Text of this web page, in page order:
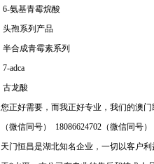
6-氨基青霉烷酸
头孢系列产品
半合成青霉素系列
7-adca
古龙酸
您正好需要，而我正好专业，我们的澳
（微信同号） 18086624702（微信同号）
天门恒昌是湖北知名企业，一切以客户